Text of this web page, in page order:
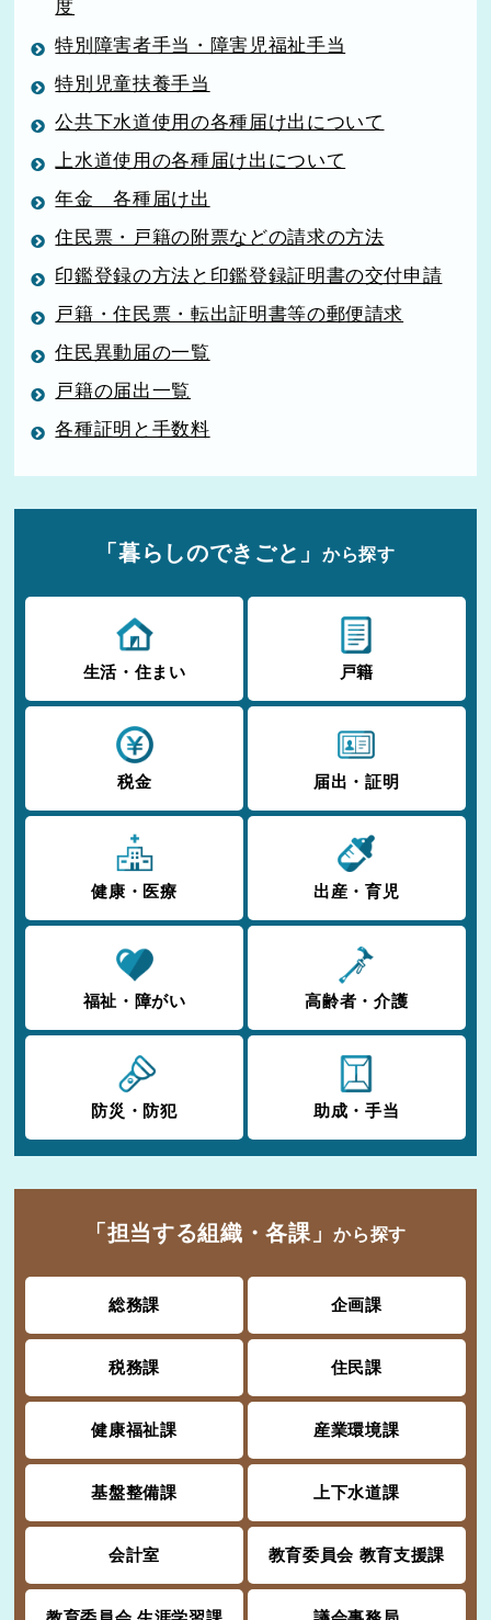
度
特別障害者手当・障害児福祉手当
特別児童扶養手当
公共下水道使用の各種届け出について
上水道使用の各種届け出について
年金 各種届け出
住民票・戸籍の附票などの請求の方法
印鑑登録の方法と印鑑登録証明書の交付申請
戸籍・住民票・転出証明書等の郵便請求
住民異動届の一覧
戸籍の届出一覧
各種証明と手数料
「暮らしのできごと」 から探す
生活・住まい 戸籍
税金 届出・証明
健康・医療 出産・育児
福祉・障がい 高齢者・介護
防災・防犯 助成・手当
「担当する組織・各課」から探す
総務課 企画課
税務課 住民課
健康福祉課 産業環境課
基盤整備課 上下水道課
会計室 教育委員会 教育支援課